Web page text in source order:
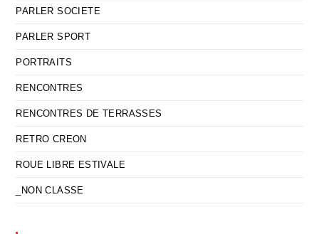
PARLER SOCIETE
PARLER SPORT
PORTRAITS
RENCONTRES
RENCONTRES DE TERRASSES
RETRO CREON
ROUE LIBRE ESTIVALE
_NON CLASSE